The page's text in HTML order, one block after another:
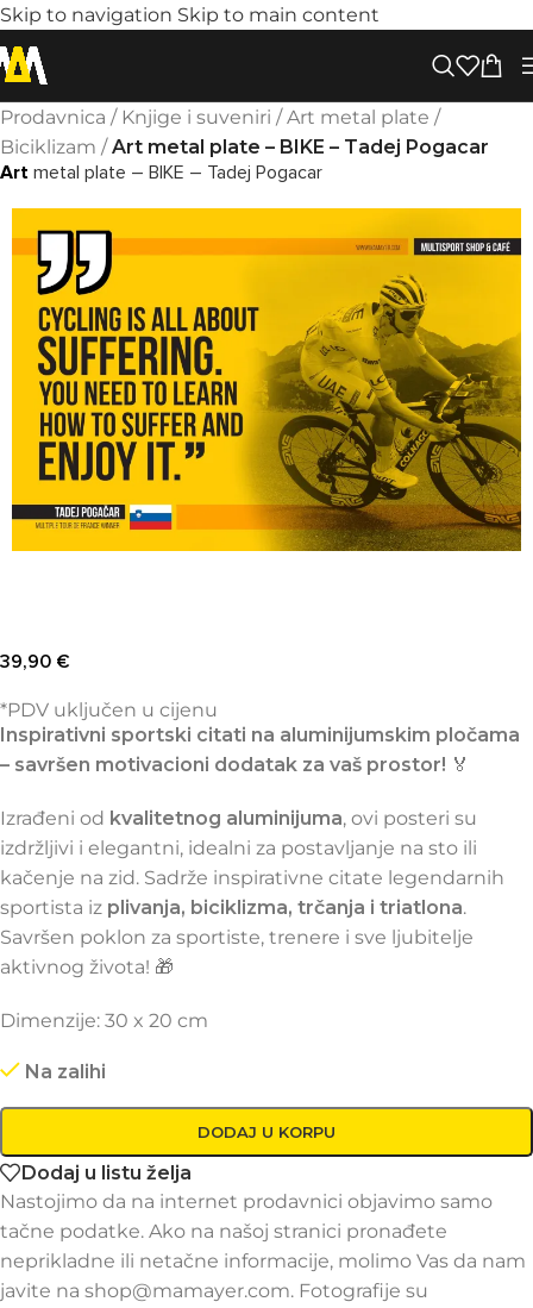
Skip to navigation Skip to main content
Prodavnica / Knjige i suveniri /Art metal plate /
Biciklizam /Art metal plate – BIKE – Tadej Pogacar
Art metal plate – BIKE – Tadej Pogacar
39,90 €
*PDV uključen u cijenu
Inspirativni sportski citati na aluminijumskim pločama
– savršen motivacioni dodatak za vaš prostor! 🏅
Izrađeni od kvalitetnog aluminijuma, ovi posteri su
izdržljivi i elegantni, idealni za postavljanje na sto ili
kačenje na zid. Sadrže inspirativne citate legendarnih
sportista iz plivanja, biciklizma, trčanja i triatlona.
Savršen poklon za sportiste, trenere i sve ljubitelje
aktivnog života! 🎁
Dimenzije: 30 x 20 cm
Na zalihi
DODAJ U KORPU
Dodaj u listu želja
Nastojimo da na internet prodavnici objavimo samo
tačne podatke. Ako na našoj stranici pronađete
neprikladne ili netačne informacije, molimo Vas da nam
javite na shop@mamayer.com. Fotografije su